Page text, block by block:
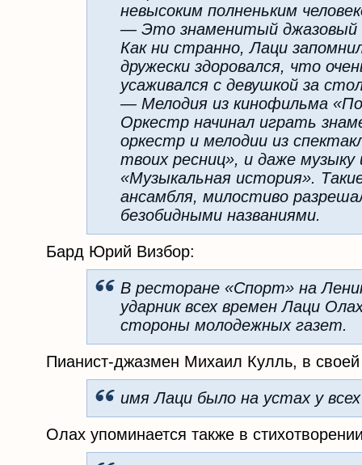
невысоким полненьким
— Это знаменитый джазовый
Как ни странно, Лаци
дружески здоровался, что
усаживался с девушкой за
— Мелодия из кинофильма
Оркестр начинал играть
оркестр и мелодии из
твоих ресниц», и даже
«Музыкальная история».
ансамбля, милостиво
безобидными названиями.
Бард Юрий Визбор:
В ресторане «Спорт» на
ударник всех времен Лаци
стороны молодежных газет.
Пианист-джазмен Михаил Кулль, в
имя Лаци было на устах у
Олах упоминается также в